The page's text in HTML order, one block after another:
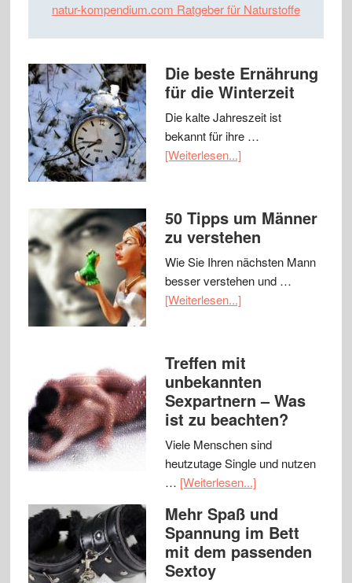
natur-kompendium.com Ratgeber für Naturstoffe
Die beste Ernährung
für die Winterzeit
Die kalte Jahreszeit ist
bekannt für ihre …
[Weiterlesen...]
50 Tipps um Männer
zu verstehen
Wie Sie Ihren nächsten Mann
besser verstehen und …
[Weiterlesen...]
Treffen mit
unbekannten
Sexpartnern – Was
ist zu beachten?
Viele Menschen sind
heutzutage Single und nutzen
… [Weiterlesen...]
Mehr Spaß und
Spannung im Bett
mit dem passenden
Sextoy